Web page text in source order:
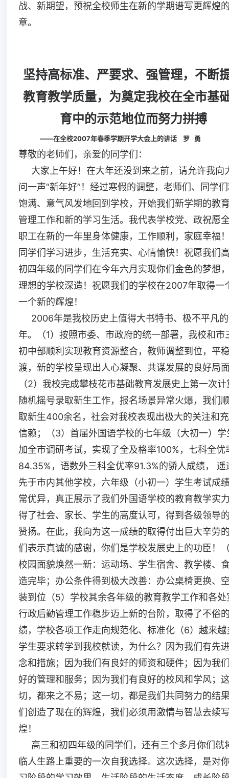
战、新期望，预祝全校师生在新的学期谱写更辉煌
章。
坚持高标准、严要求、强管理，不断
教育教学质量，为奠定我校在全市基
育中的示范地位而努力拼搏
——在全校2007年春季学期开学大会上的讲话 罗 勇
尊敬的老师们，亲爱的同学们：
大家上午好！在大年还没到来之前，请允许我向
问一声“新年好”！经过寒假的调整，老师们、同学
饱满、意气风发地回到学校，开始我们新学期的教
管理工作和新的学习生活。我代表学校党、政祝愿
职工在新的一年里身体健康，工作顺利，家庭幸福
同学们学习进步，生活充实、心情愉快！祝愿我们
初四年级的同学们在今年六月实现你们金色的梦想
理想的学校深造！祝愿我们的学校在2007年取得一
一个新的辉煌！
2006年是我校历史上值得大书特书、极不平凡
年。（1）按照市委、市政府的统一部署，我校和市
初中部顺利实现教育资源整合，教师调整到位，平
渡，新的学校呈现出人心凝聚、共谋发展的良好局
（2）我校完成攀枝花市基础教育发展史上第一次计
随机摇号录取新生工作，报名场景异常火爆，我们
取新生400余名，社会对我校表现出极大的关注和
信赖；（3）首届外国语学校的七年级（大初一）学
加全市调研考试，实现了全及格率100%，七科全优
84.35%，语数外三科全优率91.3%的骄人成绩， 遥
先于市内其他学校，六年级（小初一）学生考试成
常优异，真正展示了我们外国语学校的教育教学实
得了社会、家长、学生的高度认可，得到各级领导
赞扬。在此，我向为这一成绩的取得付出巨大辛劳
们表示真诚的感谢，你们是学校发展史上的功臣！
校园面貌焕然一新：运动场、学生宿舍、教学楼、
造完毕；办公条件得到极大改善：办公桌椅更换、
装到位（5）学校其余各年级的教育教学工作和各处
行政后勤管理工作稳步迈上新的台阶，取得了不俗
绩，学校各项工作走向规范化、标准化（6）越来越
学生要求转学到我校就读，为什么？因为我们有先
念和措施；因为我们有良好的师资和硬件；因为我
好的管理和服务；因为我们有良好的校风和学风；
切，都来之不易；这一切，都是我们共同努力的结
们创造了现在的辉煌，我们必须用激情与智慧去续
煌！
高三和初四年级的同学们，还有三个多月你们就
临人生路上重要的一次自我选择。这次选择，是对